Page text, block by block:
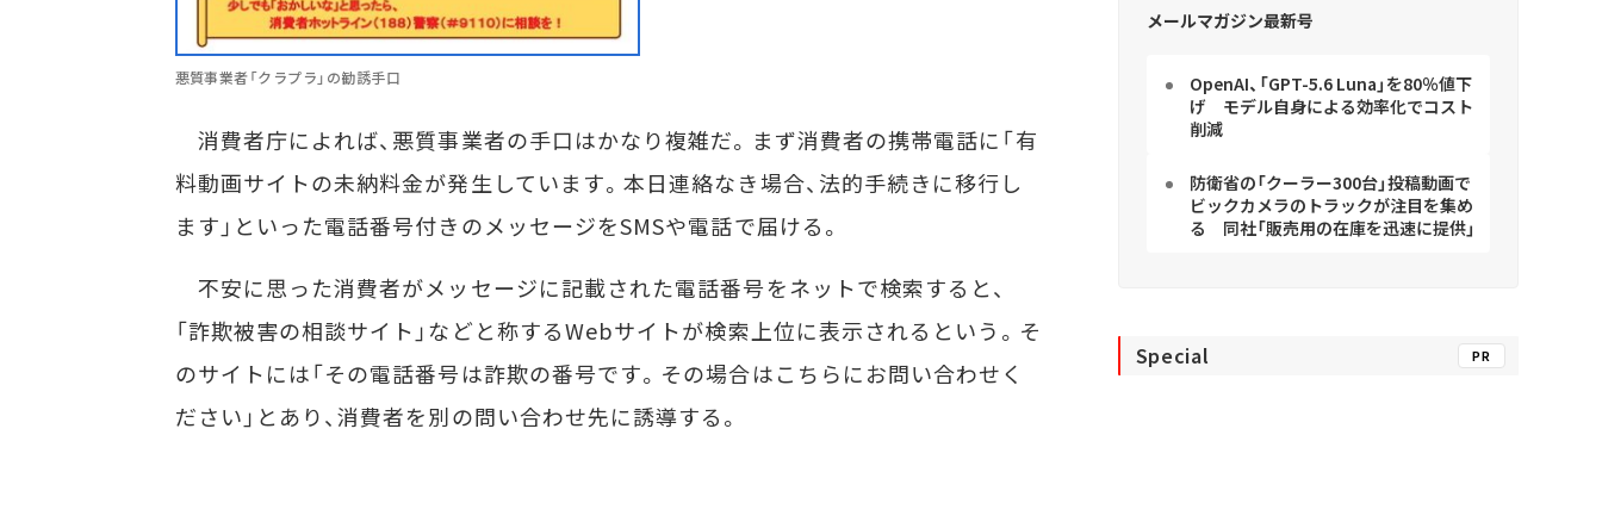
悪質事業者「クラプラ」の勧誘手口
消費者庁によれば、悪質事業者の手口はかなり複雑だ。まず消費者の携帯電話に「有
料動画サイトの未納料金が発生しています。本日連絡なき場合、法的手続きに移行し
ます」といった電話番号付きのメッセージをSMSや電話で届ける。
不安に思った消費者がメッセージに記載された電話番号をネットで検索すると、
「詐欺被害の相談サイト」などと称するWebサイトが検索上位に表示されるという。そ
のサイトには「その電話番号は詐欺の番号です。その場合はこちらにお問い合わせく
ださい」とあり、消費者を別の問い合わせ先に誘導する。
メールマガジン最新号
OpenAI、「GPT-5.6 Luna」を80％値下
げ モデル自身による効率化でコスト
削減
防衛省の「クーラー300台」投稿動画で
ビックカメラのトラックが注目を集め
る 同社「販売用の在庫を迅速に提供」
Special PR